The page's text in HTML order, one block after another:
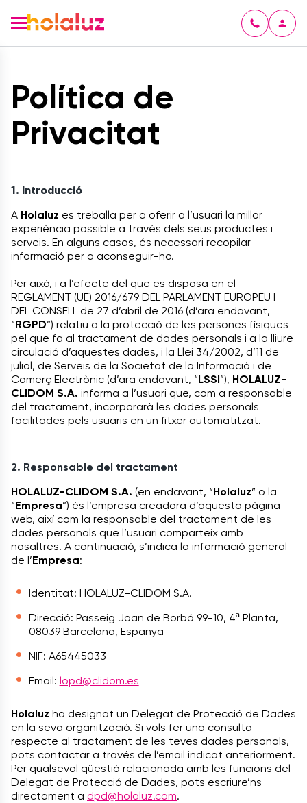
Política de
Privacitat
1. Introducció
A Holaluz es treballa per a oferir a l’usuari la millor
experiència possible a través dels seus productes i
serveis. En alguns casos, és necessari recopilar
informació per a aconseguir-ho.
Per això, i a l’efecte del que es disposa en el
REGLAMENT (UE) 2016/679 DEL PARLAMENT EUROPEU I
DEL CONSELL de 27 d’abril de 2016 (d’ara endavant,
“RGPD”) relatiu a la protecció de les persones físiques
pel que fa al tractament de dades personals i a la lliure
circulació d’aquestes dades, i la Llei 34/2002, d’11 de
juliol, de Serveis de la Societat de la Informació i de
Comerç Electrònic (d’ara endavant, “LSSI”), HOLALUZ-
CLIDOM S.A. informa a l’usuari que, com a responsable
del tractament, incorporarà les dades personals
facilitades pels usuaris en un fitxer automatitzat.
2. Responsable del tractament
HOLALUZ-CLIDOM S.A. (en endavant, “Holaluz” o la
“Empresa”) és l’empresa creadora d’aquesta pàgina
web, així com la responsable del tractament de les
dades personals que l’usuari comparteix amb
nosaltres. A continuació, s’indica la informació general
de l’Empresa:
Identitat: HOLALUZ-CLIDOM S.A.
Direcció: Passeig Joan de Borbó 99-10, 4ª Planta,
08039 Barcelona, Espanya
NIF: A65445033
Email: lopd@clidom.es
Holaluz ha designat un Delegat de Protecció de Dades
en la seva organització. Si vols fer una consulta
respecte al tractament de les teves dades personals,
pots contactar a través de l’email indicat anteriorment.
Per qualsevol qüestió relacionada amb les funcions del
Delegat de Protecció de Dades, pots escriure’ns
directament a dpd@holaluz.com.